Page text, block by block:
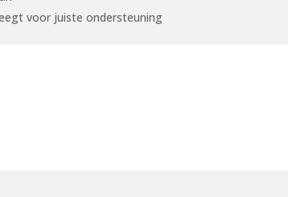
voor juiste ondersteuning